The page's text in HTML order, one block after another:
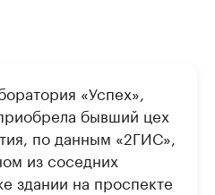
«Успех»,
бывший цех
по данным «2ГИС»,
из соседних
здании на проспекте